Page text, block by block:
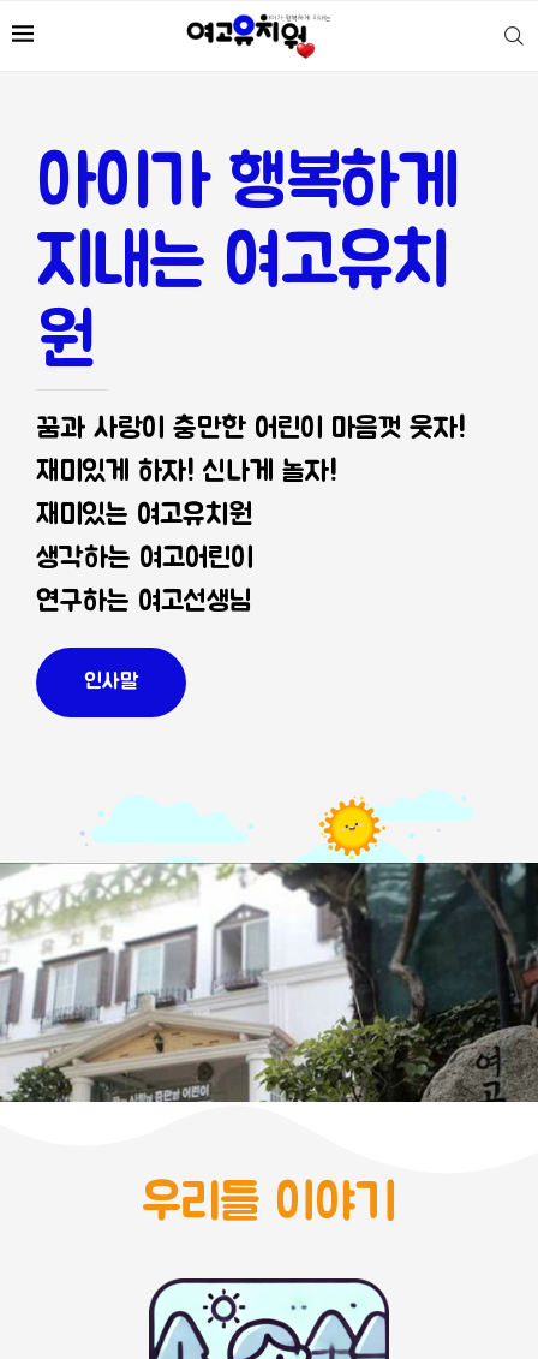
아이가 행복하게
지내는 여고유치
원
꿈과 사랑이 충만한 어린이 마음껏 웃자!
재미있게 하자! 신나게 놀자!
재미있는 여고유치원
생각하는 여고어린이
연구하는 여고선생님
인사말
우리들 이야기